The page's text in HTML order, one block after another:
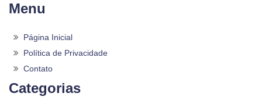
Menu
Página Inicial
Política de Privacidade
Contato
Categorias